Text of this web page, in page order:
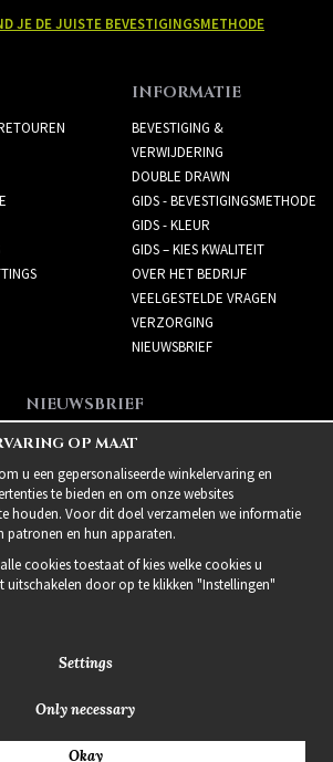
JE DE JUISTE BEVESTIGINGSMETHODE
INFORMATIE
BEVESTIGING &
VERWIJDERING
DOUBLE DRAWN
GIDS - BEVESTIGINGSMETHODE
GIDS - KLEUR
GIDS – KIES KWALITEIT
OVER HET BEDRIJF
VEELGESTELDE VRAGEN
VERZORGING
NIEUWSBRIEF
NIEUWSBRIEF
Meld je aan voor de
nieuwsbrief!
2021 Delightful Hair
OP MAAT
u een gepersonaliseerde winkelervaring en
te bieden en om onze websites
houden. Voor dit doel verzamelen we informatie
patronen en hun apparaten.
cookies toestaat of kies welke cookies u
uitschakelen door op te klikken "Instellingen"
Settings
Only necessary
Okay